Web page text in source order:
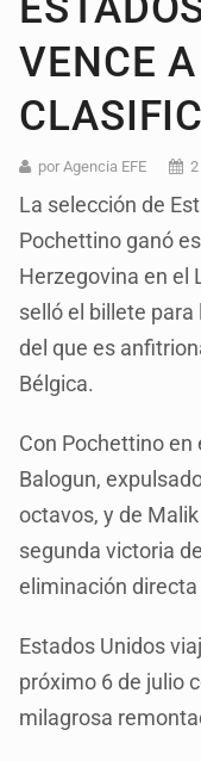
VENCE
por Agencia EFE
La selección de
Pochettino ganó
Herzegovina en el
selló el billete para
del que es
Bélgica.
Con Pochettino en
Balogun,
octavos, y de
segunda victoria
eliminación
Estados Unidos
próximo 6 de julio
milagrosa